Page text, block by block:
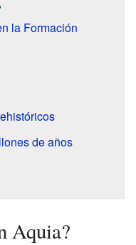
la Formación
de años
Aquia?